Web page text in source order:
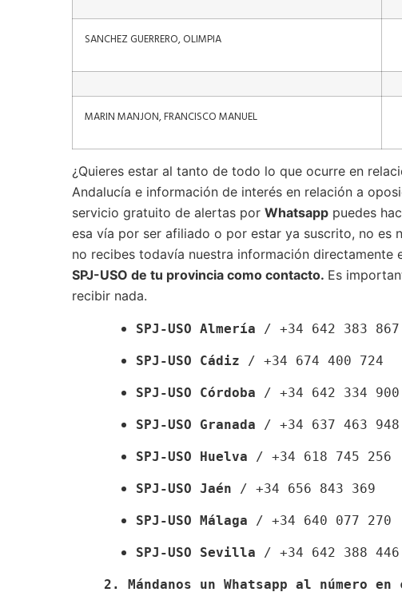
SANCHEZ GUERRERO, OLIMPIA
MARIN MANJON, FRANCISCO MANUEL
¿Quieres estar al tanto de todo lo que ocurre en
Andalucía e información de interés en relación a
servicio gratuito de alertas por Whatsapp puedes
esa vía por ser afiliado o por estar ya suscrito, no es
no recibes todavía nuestra información directamente
SPJ-USO de tu provincia como contacto. Es
recibir nada.
SPJ-USO Almería / +34 642 383 867
SPJ-USO Cádiz / +34 674 400 724
SPJ-USO Córdoba / +34 642 334 900
SPJ-USO Granada / +34 637 463 948
SPJ-USO Huelva / +34 618 745 256
SPJ-USO Jaén / +34 656 843 369
SPJ-USO Málaga / +34 640 077 270
SPJ-USO Sevilla / +34 642 388 446
2. Mándanos un Whatsapp al número